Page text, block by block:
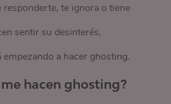
responderte, te ignora o tiene
sentir su desinterés,
a hacer ghosting.
me hacen ghosting?